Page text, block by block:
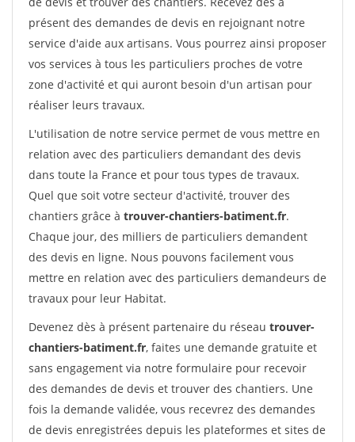
présent des demandes de devis en rejoignant notre
service d'aide aux artisans. Vous pourrez ainsi proposer
vos services à tous les particuliers proches de votre
zone d'activité et qui auront besoin d'un artisan pour
réaliser leurs travaux.
L'utilisation de notre service permet de vous mettre en
relation avec des particuliers demandant des devis
dans toute la France et pour tous types de travaux.
Quel que soit votre secteur d'activité, trouver des
chantiers grâce à trouver-chantiers-batiment.fr.
Chaque jour, des milliers de particuliers demandent
des devis en ligne. Nous pouvons facilement vous
mettre en relation avec des particuliers demandeurs de
travaux pour leur Habitat.
Devenez dès à présent partenaire du réseau trouver-
chantiers-batiment.fr, faites une demande gratuite et
sans engagement via notre formulaire pour recevoir
des demandes de devis et trouver des chantiers. Une
fois la demande validée, vous recevrez des demandes
de devis enregistrées depuis les plateformes et sites de